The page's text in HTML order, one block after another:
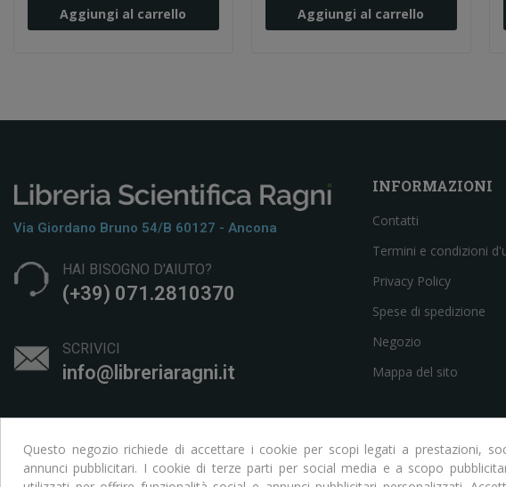
Aggiungi al carrello Aggiungi al carrello
Via Giordano Bruno 54/b 60127 - Ancona
HAI BISOGNO D'AIUTO?
(+39) 071.2810370
SCRIVICI
info@libreriaragni.it
INFORMAZIONI
Contatti
Termini e condizioni
Privacy Policy
Spese di spedizione
Negozio
Mappa del sito
Questo negozio richiede di accettare i cookie per scopi legati a prestazioni,
annunci pubblicitari. I cookie di terze parti per social media e a scopo